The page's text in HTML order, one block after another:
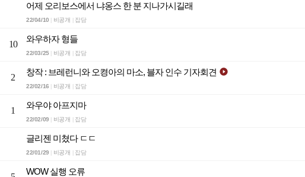
어제 오리보스에서 냐옹스 한 분 지나가시길래
22/04/10 비공개 잡담
10
와우하자 형들
22/03/25| 비공개 잡담
2
창작 : 브레런니와 오켱아의 마소, 블자 인수 기자회견 
22/02/16 비공개 잡담
1
와우야 아프지마
22/02/09 비공개 잡담
글리젠 미쳤다 ㄷㄷ
22/01/29 비공개 잡담
WOW 실행 오류